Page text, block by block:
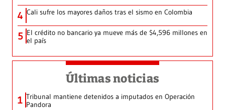
4 Cali sufre los mayores daños tras el sismo en Colombia
5 El crédito no bancario ya mueve más de $4,596 millones en
el país
Últimas noticias
1 Tribunal mantiene detenidos a imputados en Operación
Pandora